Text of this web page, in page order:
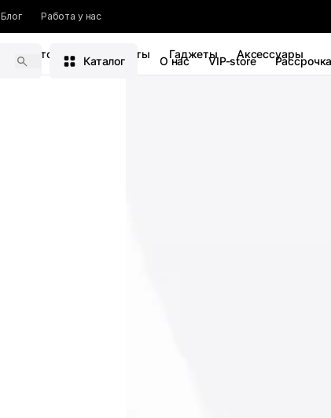
Блог Работа у нас
Каталог О нас VIP-store Рассрочка
Смартфоны Планшеты Гаджеты Аксессуары